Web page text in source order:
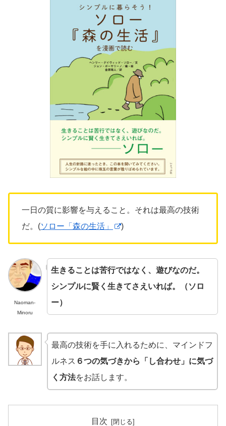
一日の質に影響を与えること。 それは最高の技術
だ。(ソロー「森の生活」 )
Naoman-
Minoru
生きることは苦行ではなく、遊びなのだ。
シンプルに賢く生きてさえいれば。
（ソロ
ー）
最高の技術を手に入れるために、マインドフ
ルネス ６つの気づきから「し合わせ」に気づ
く方法をお話します。
目次